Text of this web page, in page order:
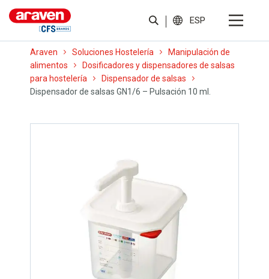
ESP
Araven Soluciones Hostelería
Manipulación de
alimentos
Dosificadores y dispensadores de salsas
para hostelería
Dispensador de salsas
Dispensador de salsas GN1/6 – Pulsación 10 ml.